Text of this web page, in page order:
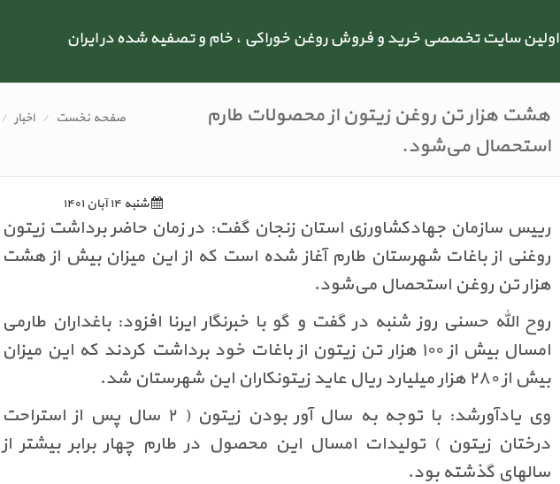
اولین سایت تخصصی خرید و فروش روغن خوراکی ، خام و تصفیه شده در ایران
هشت هزار تن روغن زیتون از محصولات طارم
استحصال می‌شود.
صفحه نخست اخبار
شنبه ۱۴ آبان ۱۴۰۱
رییس سازمان جهادکشاورزی استان زنجان گفت: در زمان حاضر برداشت زیتون
روغنی از باغات شهرستان طارم آغاز شده است که از این میزان بیش از هشت
هزار تن روغن استحصال می‌شود.
روح الله حسنی روز شنبه در گفت و گو با خبرنگار ایرنا افزود: باغداران طارمی
امسال بیش از ۱۰۰ هزار تن زیتون از باغات خود برداشت کردند که این میزان
بیش از ۲۸۰ هزار میلیارد ریال عاید زیتونکاران این شهرستان شد
.
وی یادآورشد: با توجه به سال آور بودن زیتون ( ۲ سال پس از استراحت
درختان زیتون ) تولیدات امسال این محصول در طارم چهار برابر بیشتر از
سالهای گذشته بود.